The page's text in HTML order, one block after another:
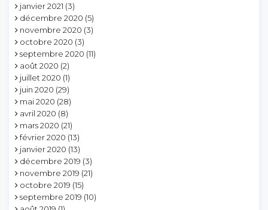
janvier 2021 (3)
décembre 2020 (5)
novembre 2020 (3)
octobre 2020 (3)
septembre 2020 (11)
août 2020 (2)
juillet 2020 (1)
juin 2020 (29)
mai 2020 (28)
avril 2020 (8)
mars 2020 (21)
février 2020 (13)
janvier 2020 (13)
décembre 2019 (3)
novembre 2019 (21)
octobre 2019 (15)
septembre 2019 (10)